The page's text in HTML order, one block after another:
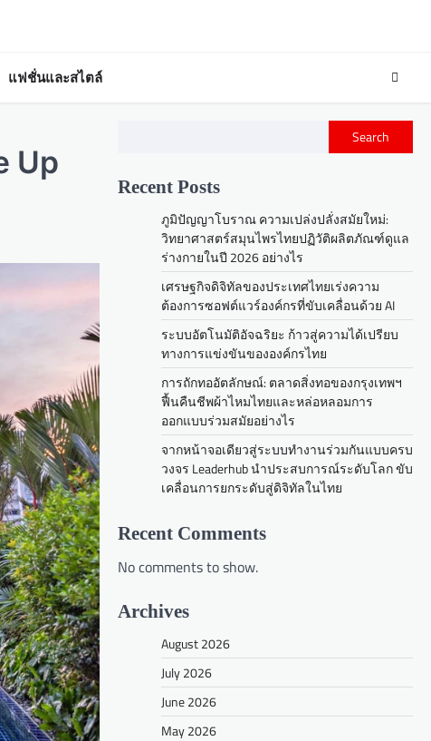
แฟชั่นและสไตล์
Up
Search
Recent Posts
ภูมิปัญญาโบราณ ความเปล่งปลั่งสมัยใหม่:
วิทยาศาสตร์สมุนไพรไทยปฏิวัติผลิตภัณฑ์ดูแล
ร่างกายในปี 2026 อย่างไร
เศรษฐกิจดิจิทัลของประเทศไทยเร่งความ
ต้องการซอฟต์แวร์องค์กรที่ขับเคลื่อนด้วย AI
ระบบอัตโนมัติอัจฉริยะ ก้าวสู่ความได้เปรียบ
ทางการแข่งขันขององค์กรไทย
การถักทออัตลักษณ์: ตลาดสิ่งทอของกรุงเทพฯ
ฟื้นคืนชีพผ้าไหมไทยและหล่อหลอมการ
ออกแบบร่วมสมัยอย่างไร
จากหน้าจอเดียวสู่ระบบทำงานร่วมกันแบบครบ
วงจร Leaderhub นำประสบการณ์ระดับโลก ขับ
เคลื่อนการยกระดับสู่ดิจิทัลในไทย
Recent Comments
No comments to show.
Archives
August 2026
July 2026
June 2026
May 2026